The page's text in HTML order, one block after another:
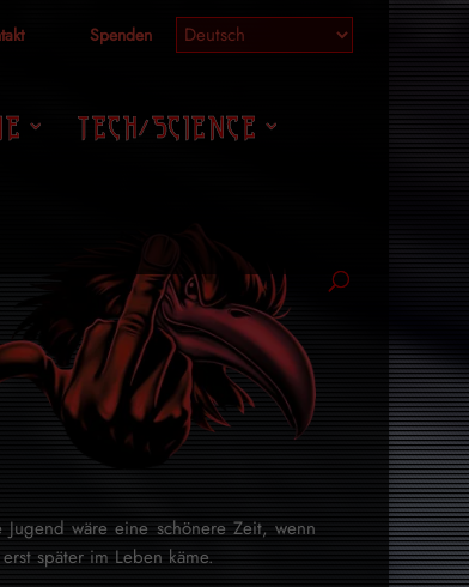
Spenden
TECH/SCIENCE
Jugend wäre eine schönere Zeit, wenn
später im Leben käme.